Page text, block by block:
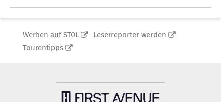
Werben auf STOL
Leserreporter werden
Tourentipps